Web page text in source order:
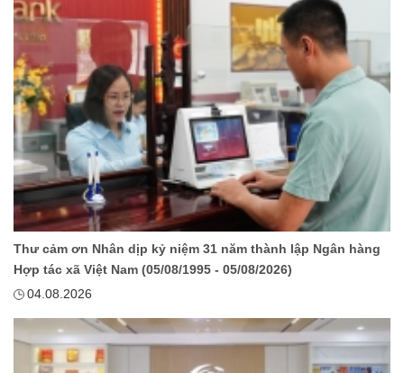
Thư cảm ơn Nhân dịp kỷ niệm 31 năm thành lập Ngân hàng
Hợp tác xã Việt Nam (05/08/1995 - 05/08/2026)
04.08.2026